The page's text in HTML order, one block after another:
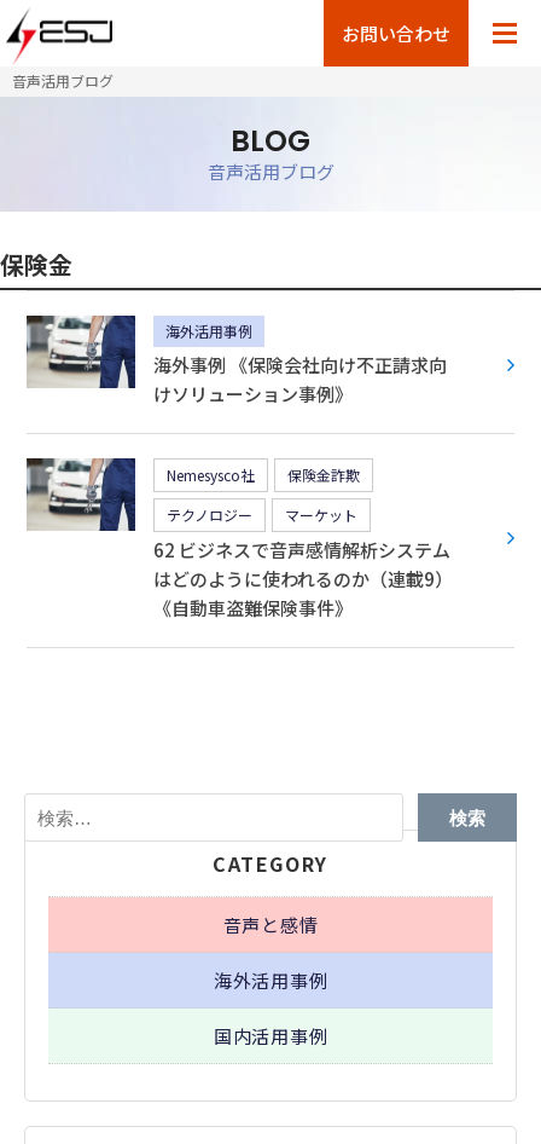
お問い合わせ
BLOG
音声活用ブログ
音声活用ブログ
保険金
海外活用事例
海外事例 《保険会社向け不正請求向
けソリューション事例》
Nemesysco社
保険金詐欺
テクノロジー
マーケット
62 ビジネスで音声感情解析システム
はどのように使われるのか（連載9）
《自動車盗難保険事件》
検
CATEGORY
音声と感情
海外活用事例
国内活用事例